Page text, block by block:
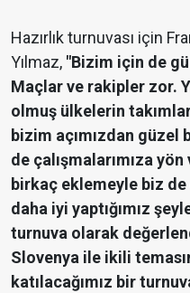
Hazırlık turnuvası için
Yılmaz, "Bizim için de
Maçlar ve rakipler zor.
olmuş ülkelerin
bizim açımızdan güzel
de çalışmalarımıza
birkaç eklemeyle biz
daha iyi yaptığımız
turnuva olarak
Slovenya ile ikili
katılacağımız bir